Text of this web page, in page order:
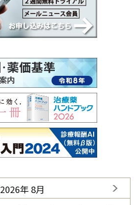
2026年 8月